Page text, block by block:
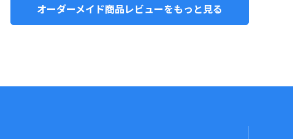
オーダーメイド商品レビューをもっと見る